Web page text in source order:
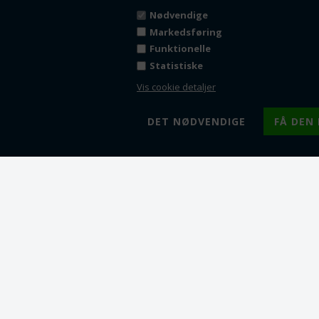
Nødvendige
Markedsføring
Funktionelle
Statistiske
Vis cookie detaljer